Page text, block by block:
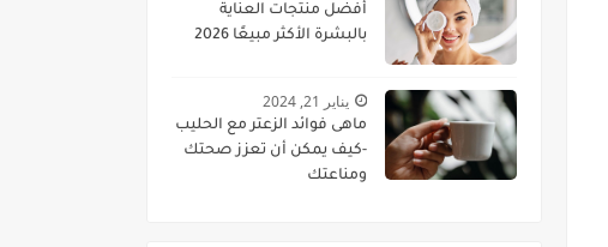
أفضل منتجات العناية
بالبشرة الأكثر مبيعًا 2026
يناير 21, 2024
ماهى فوائد الزعتر مع الحليب
-كيف يمكن أن تعزز صحتك
ومناعتك